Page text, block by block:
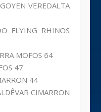
VEREDALTA
FLYING RHINOS
MOFOS 64
47
44
CIMARRON